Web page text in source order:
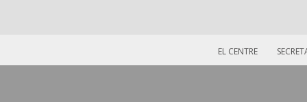
EL CENTRE